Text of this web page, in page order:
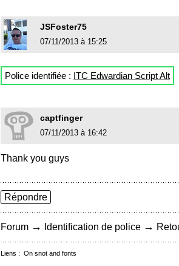
JSFoster75
07/11/2013 à 15:25
Police identifiée : ITC Edwardian Script Alt
captfinger
07/11/2013 à 16:42
Thank you guys
Répondre
Forum → Identification de police →
Liens : On snot and fonts